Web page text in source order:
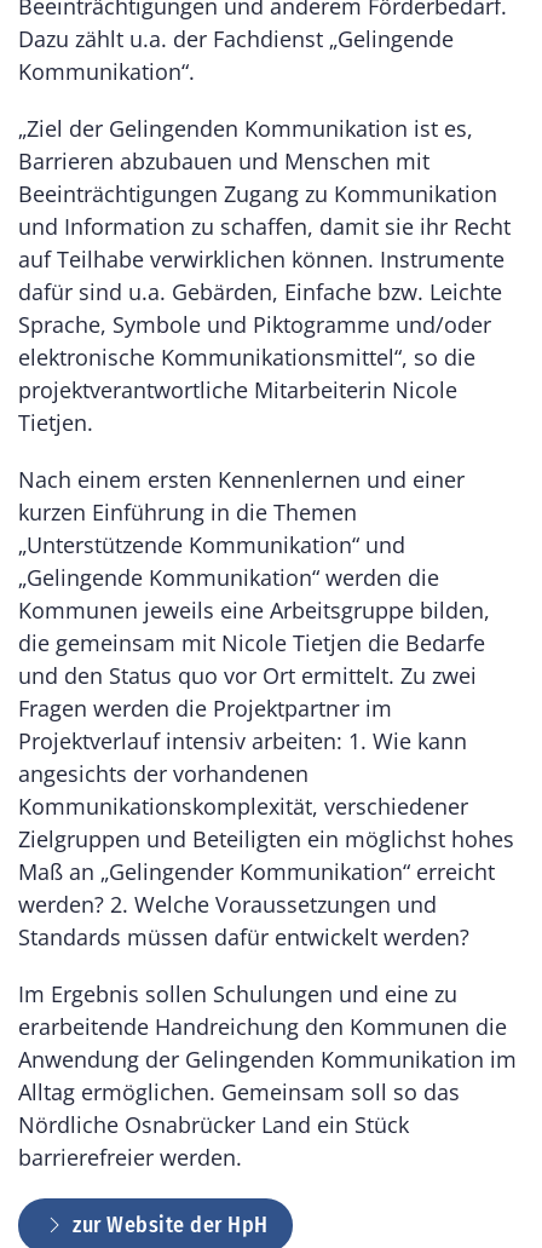
Beeinträchtigungen und anderem Förderbedarf.
Dazu zählt u.a. der Fachdienst „Gelingende
Kommunikation“.
„Ziel der Gelingenden Kommunikation ist es,
Barrieren abzubauen und Menschen mit
Beeinträchtigungen Zugang zu Kommunikation
und Information zu schaffen, damit sie ihr Recht
auf Teilhabe verwirklichen können. Instrumente
dafür sind u.a. Gebärden, Einfache bzw. Leichte
Sprache, Symbole und Piktogramme und/oder
elektronische Kommunikationsmittel“, so die
projektverantwortliche Mitarbeiterin Nicole
Tietjen.
Nach einem ersten Kennenlernen und einer
kurzen Einführung in die Themen
„Unterstützende Kommunikation“ und
„Gelingende Kommunikation“ werden die
Kommunen jeweils eine Arbeitsgruppe bilden,
die gemeinsam mit Nicole Tietjen die Bedarfe
und den Status quo vor Ort ermittelt. Zu zwei
Fragen werden die Projektpartner im
Projektverlauf intensiv arbeiten: 1. Wie kann
angesichts der vorhandenen
Kommunikationskomplexität, verschiedener
Zielgruppen und Beteiligten ein möglichst hohes
Maß an „Gelingender Kommunikation“ erreicht
werden? 2. Welche Voraussetzungen und
Standards müssen dafür entwickelt werden?
Im Ergebnis sollen Schulungen und eine zu
erarbeitende Handreichung den Kommunen die
Anwendung der Gelingenden Kommunikation im
Alltag ermöglichen. Gemeinsam soll so das
Nördliche Osnabrücker Land ein Stück
barrierefreier werden.
zur Website der HpH